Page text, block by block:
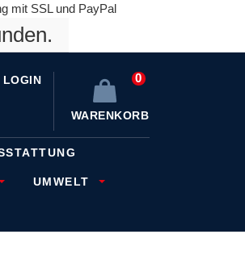
mit SSL und PayPal
LOGIN 0
WARENKORB
UMWELT